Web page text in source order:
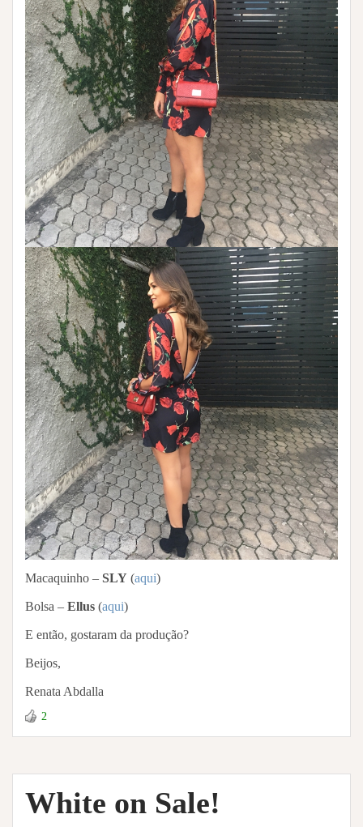
Macaquinho – SLY (aqui)
Bolsa – Ellus (aqui)
E então, gostaram da produção?
Beijos,
Renata Abdalla
2
White on Sale!